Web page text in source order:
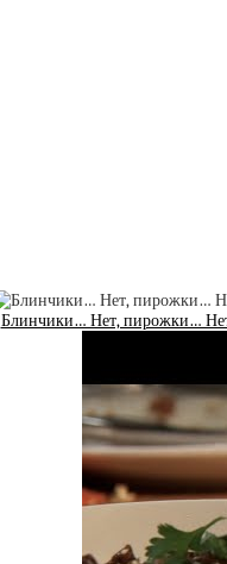
Блинчики… Нет, пирожки…